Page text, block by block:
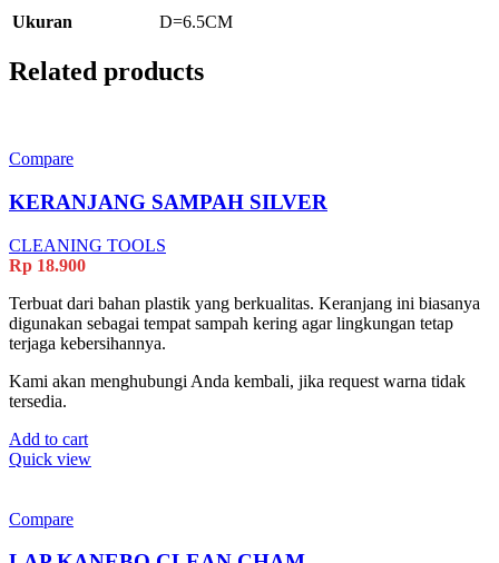
Ukuran D=6.5CM
Related products
Compare
KERANJANG SAMPAH SILVER
CLEANING TOOLS
Rp 18.900
Terbuat dari bahan plastik yang berkualitas. Keranjang ini biasanya
digunakan sebagai tempat sampah kering agar lingkungan tetap
terjaga kebersihannya.
Kami akan menghubungi Anda kembali, jika request warna tidak
tersedia.
Add to cart
Quick view
Compare